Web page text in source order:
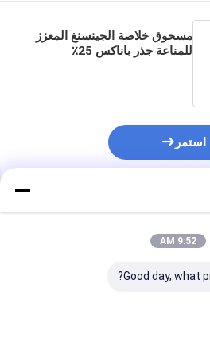
مسحوق خلاصة الجينسنغ المعزز
للمناعة جذر باناكس 25٪
استمر
9:52 AM
Good day, what